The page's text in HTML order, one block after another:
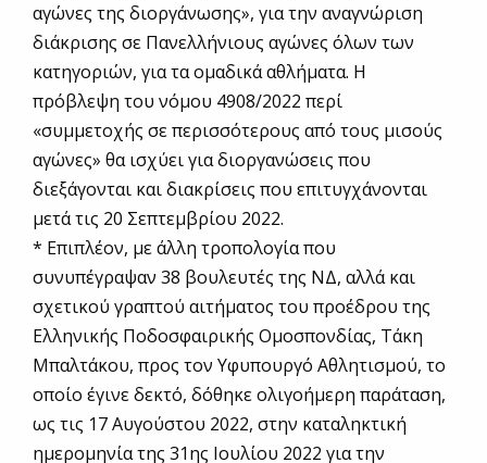
αγώνες της διοργάνωσης», για την αναγνώριση
διάκρισης σε Πανελλήνιους αγώνες όλων των
κατηγοριών, για τα ομαδικά αθλήματα. Η
πρόβλεψη του νόμου 4908/2022 περί
«συμμετοχής σε περισσότερους από τους μισούς
αγώνες» θα ισχύει για διοργανώσεις που
διεξάγονται και διακρίσεις που επιτυγχάνονται
μετά τις 20 Σεπτεμβρίου 2022.
* Επιπλέον, με άλλη τροπολογία που
συνυπέγραψαν 38 βουλευτές της ΝΔ, αλλά και
σχετικού γραπτού αιτήματος του προέδρου της
Ελληνικής Ποδοσφαιρικής Ομοσπονδίας, Τάκη
Μπαλτάκου, προς τον Υφυπουργό Αθλητισμού, το
οποίο έγινε δεκτό, δόθηκε ολιγοήμερη παράταση,
ως τις 17 Αυγούστου 2022, στην καταληκτική
ημερομηνία της 31ης Ιουλίου 2022 για την